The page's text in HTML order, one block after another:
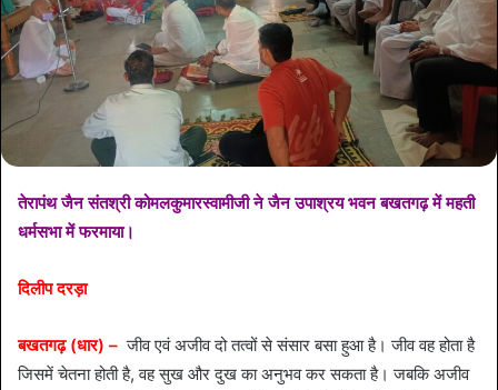
तेरापंथ जैन संतश्री कोमलकुमारस्वामीजी ने जैन उपाश्रय भवन बखतगढ़ में महती
धर्मसभा में फरमाया।
दिलीप दरड़ा
बखतगढ़ (धार) – जीव एवं अजीव दो तत्वों से संसार बसा हुआ है। जीव वह होता है
जिसमें चेतना होती है, वह सुख और दुख का अनुभव कर सकता है। जबकि अजीव